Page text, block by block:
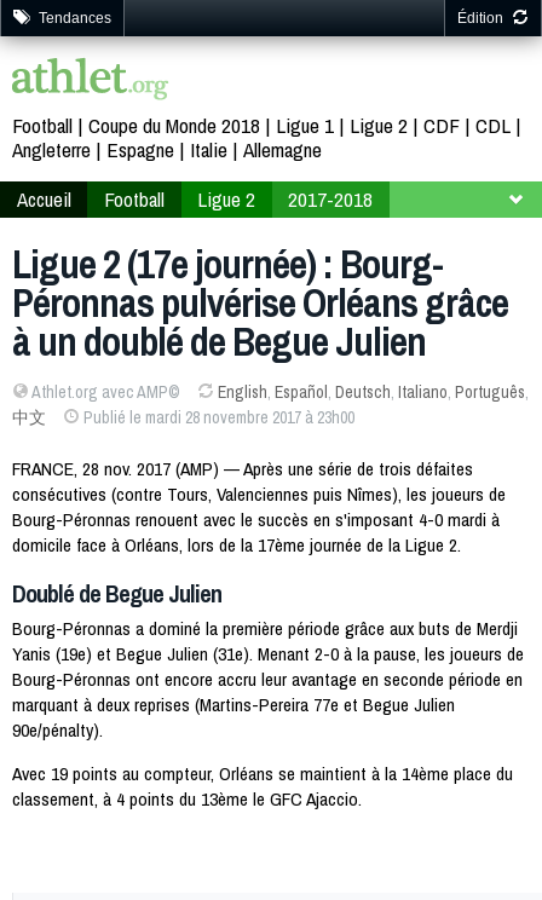
Tendances Édition
Football Coupe du Monde 2018 Ligue 1 Ligue 2 CDF CDL
Angleterre
Espagne Italie Allemagne
Accueil
Football Ligue 2
2017-2018
Ligue 2 (17e journée) : Bourg-
Péronnas pulvérise Orléans grâce
à un doublé de Begue Julien
Athlet.org avec AMP© English, Español, Deutsch, Italiano, Português,
中文
Publié le mardi 28 novembre 2017 à 23h00
FRANCE, 28 nov. 2017 (AMP) — Après une série de trois défaites
consécutives (contre Tours, Valenciennes puis Nîmes), les joueurs de
Bourg-Péronnas renouent avec le succès en s'imposant 4-0 mardi à
domicile face à Orléans, lors de la 17ème journée de la Ligue 2.
Doublé de Begue Julien
Bourg-Péronnas a dominé la première période grâce aux buts de Merdji
Yanis (19e) et Begue Julien (31e). Menant 2-0 à la pause, les joueurs de
Bourg-Péronnas ont encore accru leur avantage en seconde période en
marquant à deux reprises (Martins-Pereira 77e et Begue Julien
90e/pénalty).
Avec 19 points au compteur, Orléans se maintient à la 14ème place du
classement, à 4 points du 13ème le GFC Ajaccio.